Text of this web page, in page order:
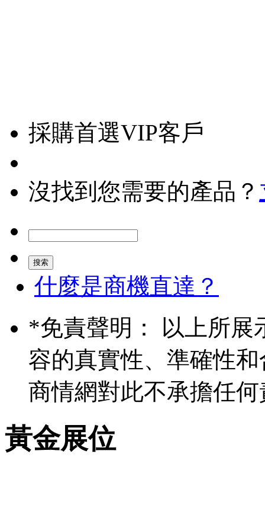
採購首選VIP客戶
沒找到您需要的產品？
什麼是商機直達？
*免責聲明： 以上所展
容的真實性、準確性
商情網對此不承擔任何
黃金展位